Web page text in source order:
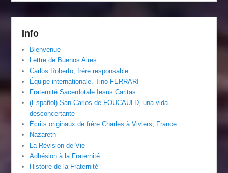
Info
Bienvenue
Lettre de Buenos Aires
Carlos Roberto, frère responsable
Équipe internationale. Tino FERRARI
Fraternité Sacerdotale Iesus Caritas
(Español) San Carlos de FOUCAULD, una vida
desconcertante
Écrits originaux de frère Charles à Viviers, France
Nazareth
La Révision de Vie
Adhésion à la Fraternité
Histoire de la Fraternité